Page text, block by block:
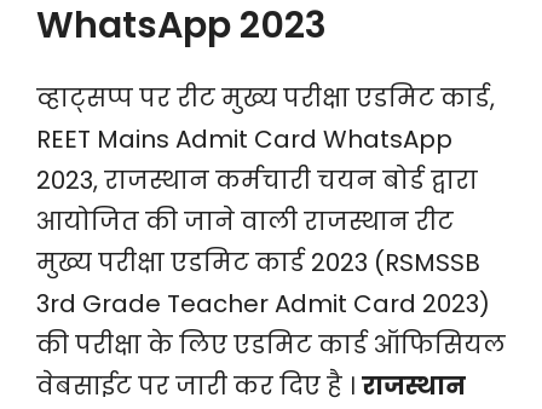
WhatsApp 2023
व्हाट्सप्प पर रीट मुख्य परीक्षा एडमिट कार्ड,
REET Mains Admit Card WhatsApp
2023, राजस्थान कर्मचारी चयन बोर्ड द्वारा
आयोजित की जाने वाली राजस्थान रीट
मुख्य परीक्षा एडमिट कार्ड 2023 (RSMSSB
3rd Grade Teacher Admit Card 2023)
की परीक्षा के लिए एडमिट कार्ड ऑफिसियल
वेबसाईट पर जारी कर दिए है । राजस्थान